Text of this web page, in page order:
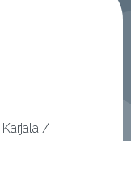
/